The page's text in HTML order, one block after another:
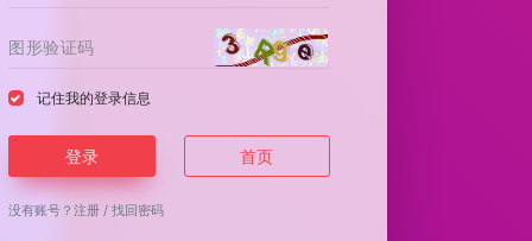
记住我的登录信息
登录 首页
没有账号？注册 /找回密码